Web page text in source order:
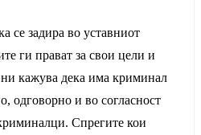
се задира во уставниот
ги прават за свои цели и
ни кажува дека има криминал
одговорно и во согласност
Спрегите кои